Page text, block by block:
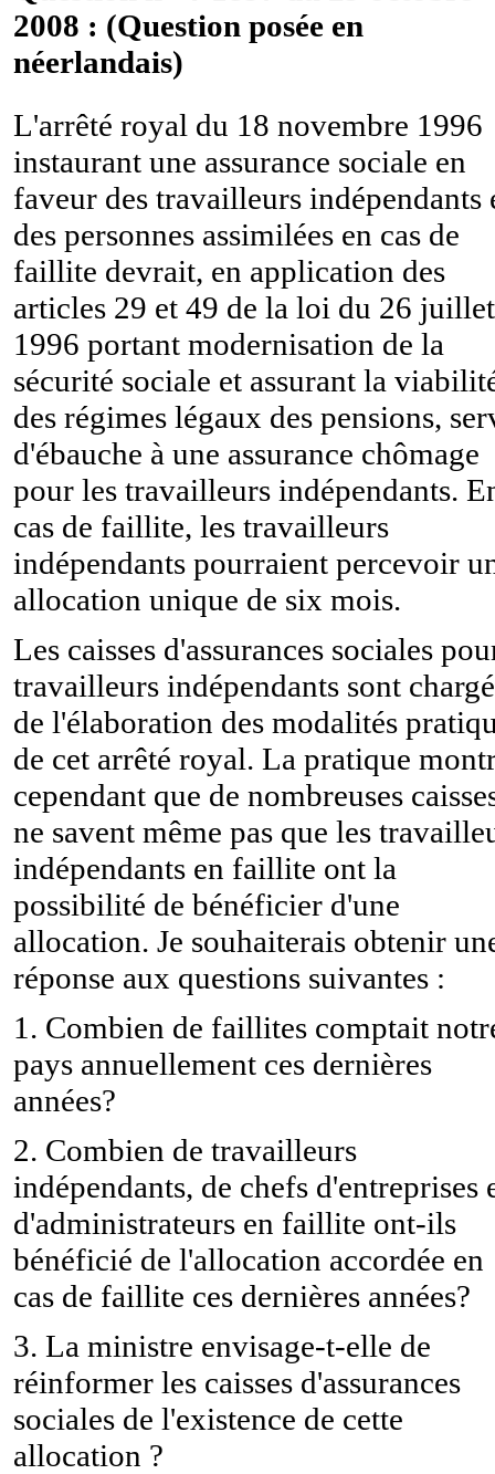
2008 : (Question posée en
néerlandais)
L'arrêté royal du 18 novembre 1996
instaurant une assurance sociale en
faveur des travailleurs indépendants
des personnes assimilées en cas de
faillite devrait, en application des
articles 29 et 49 de la loi du 26 juillet
1996 portant modernisation de la
sécurité sociale et assurant la
des régimes légaux des pensions,
d'ébauche à une assurance chômage
pour les travailleurs indépendants.
cas de faillite, les travailleurs
indépendants pourraient percevoir
allocation unique de six mois.
Les caisses d'assurances sociales
travailleurs indépendants sont
de l'élaboration des modalités
de cet arrêté royal. La pratique
cependant que de nombreuses
ne savent même pas que les
indépendants en faillite ont la
possibilité de bénéficier d'une
allocation. Je souhaiterais obtenir
réponse aux questions suivantes :
1. Combien de faillites comptait
pays annuellement ces dernières
années?
2. Combien de travailleurs
indépendants, de chefs d'entreprises
d'administrateurs en faillite ont-ils
bénéficié de l'allocation accordée en
cas de faillite ces dernières années?
3. La ministre envisage-t-elle de
réinformer les caisses d'assurances
sociales de l'existence de cette
allocation ?